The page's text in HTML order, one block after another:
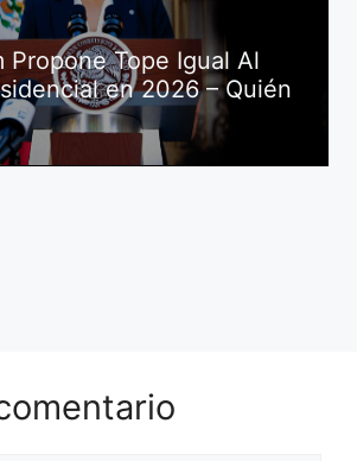
Propone Tope Igual Al
en 2026 – Quién